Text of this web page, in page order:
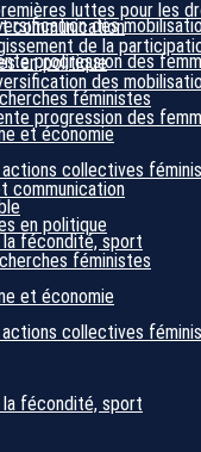
des
progression des
communication
en politique
féministes
et économie
collectives
fécondité, sport
luttes pour les
de la
des
progression des
communication
en politique
féministes
et économie
collectives
fécondité, sport